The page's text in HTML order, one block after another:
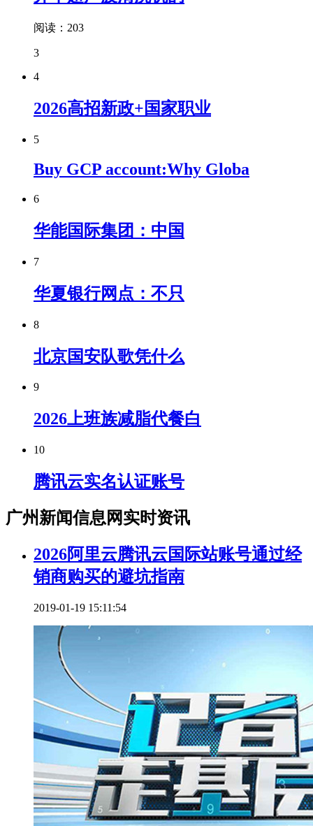
阅读：203
3
4
2026高招新政+国家职业
5
Buy GCP account:Why Globa
6
华能国际集团：中国
7
华夏银行网点：不只
8
北京国安队歌凭什么
9
2026上班族减脂代餐白
10
腾讯云实名认证账号
广州新闻信息网实时资讯
2026阿里云腾讯云国际站账号通过经
销商购买的避坑指南
2019-01-19 15:11:54